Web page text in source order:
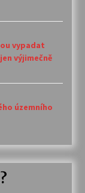
vypadat
výjimečně
územního